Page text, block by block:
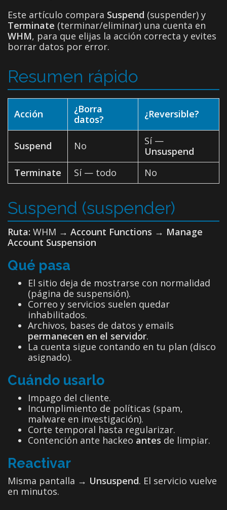
Este artículo compara Suspend (suspender) y
Terminate (terminar/eliminar) una cuenta en
WHM, para que elijas la acción correcta y evites
borrar datos por error.
Resumen rápido
Acción
¿Borra
datos?
¿Reversible?
Suspend No
Sí —
Unsuspend
Terminate
Sí — todo No
Suspend (suspender)
Ruta: WHM → Account Functions → Manage
Account Suspension
Qué pasa
El sitio deja de mostrarse con normalidad
(página de suspensión).
Correo y servicios suelen quedar
inhabilitados.
Archivos, bases de datos y emails
permanecen en el servidor.
La cuenta sigue contando en tu plan (disco
asignado).
Cuándo usarlo
Impago del cliente.
Incumplimiento de políticas (spam,
malware en investigación).
Corte temporal hasta regularizar.
Contención ante hackeo antes de limpiar.
Reactivar
Misma pantalla → Unsuspend. El servicio vuelve
en minutos.